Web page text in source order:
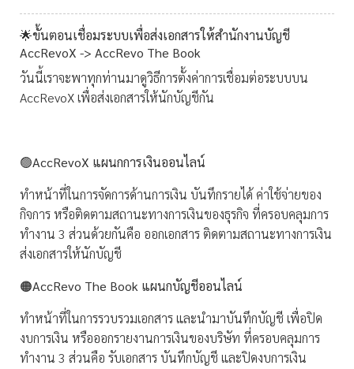
🌟ขั้นตอนเชื่อมระบบเพื่อส่งเอกสารให้สำนักงานบัญชี
AccRevoX -> AccRevo The Book
วันนี้เราจะพาทุกท่านมาดูวิธีการตั้งค่าการเชื่อมต่อระบบบน
AccRevoX เพื่อส่งเอกสารให้นักบัญชีกัน
🟢AccRevoX แผนกการเงินออนไลน์
ทำหน้าที่ในการจัดการด้านการเงิน บันทึกรายได้ ค่าใช้จ่ายของ
กิจการ หรือติดตามสถานะทางการเงินของธุรกิจ ที่ครอบคลุมการ
ทำงาน 3 ส่วนด้วยกันคือ ออกเอกสาร ติดตามสถานะทางการเงิน
ส่งเอกสารให้นักบัญชี
🟠AccRevo The Book แผนกบัญชีออนไลน์
ทำหน้าที่ในการรวบรวมเอกสาร และนำมาบันทึกบัญชี เพื่อปิด
งบการเงิน หรือออกรายงานการเงินของบริษัท ที่ครอบคลุมการ
ทำงาน 3 ส่วนคือ รับเอกสาร บันทึกบัญชี และปิดงบการเงิน